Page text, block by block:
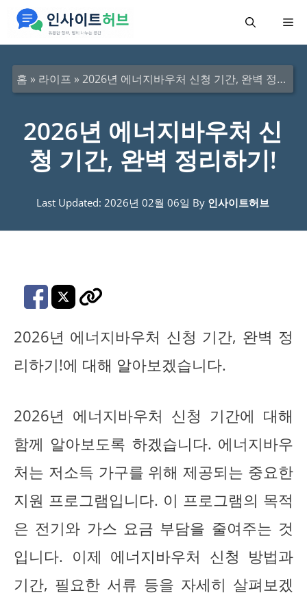
메
홈 » 라이프 »2026년 에너지바우처 신청 기간, 완벽 정리하기!
2026년 에너지바우처 신
청 기간, 완벽 정리하기!
Last Updated: 2026년 02월 06일 By 인사이트허브
2026년 에너지바우처 신청 기간, 완벽 정
리하기!에 대해 알아보겠습니다.
2026년 에너지바우처 신청 기간에 대해
함께 알아보도록 하겠습니다. 에너지바우
처는 저소득 가구를 위해 제공되는 중요한
지원 프로그램입니다. 이 프로그램의 목적
은 전기와 가스 요금 부담을 줄여주는 것
입니다. 이제 에너지바우처 신청 방법과
기간, 필요한 서류 등을 자세히 살펴보겠